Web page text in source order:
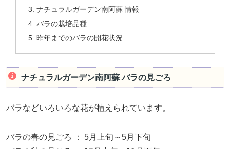
ナチュラルガーデン南阿蘇 情報
バラの栽培品種
昨年までのバラの開花状況
ナチュラルガーデン南阿蘇 バラの見ごろ
バラなどいろいろな花が植えられています。
バラの春の見ごろ ： 5月上旬～5月下旬